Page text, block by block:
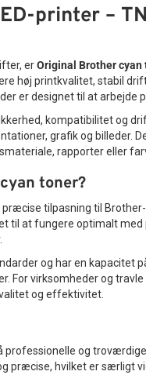
printer –
erOriginal Brother
høj printkvalitet, stabil
er designet til at
kompatibilitet og
grafik og billeder.
rapporter eller
toner?
præcise tilpasning til
til at fungere optimalt
og har en kapacitet
For virksomheder og
og effektivitet.
professionelle og
præcise, hvilket er særligt